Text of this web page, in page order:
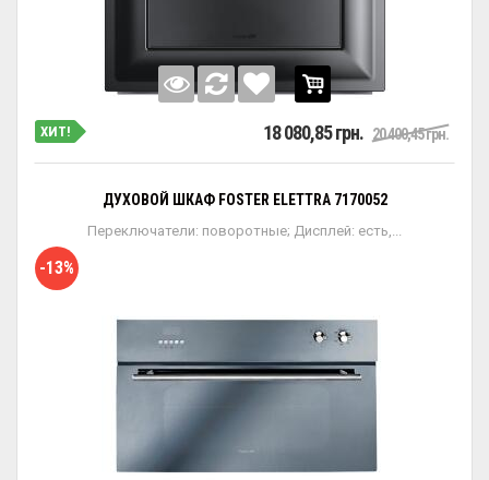
ХИТ! 18 080,85 грн. 20 400,45 грн.
ДУХОВОЙ ШКАФ FOSTER ELETTRA 7170052
Переключатели: поворотные; Дисплей: есть,...
-13%